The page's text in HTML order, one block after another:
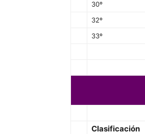
30º
32º
33º
Clasificación